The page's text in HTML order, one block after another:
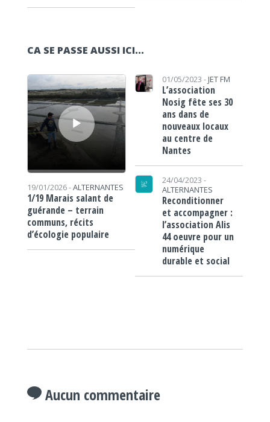
CA SE PASSE AUSSI ICI...
Lecteur audio
19/01/2026 -ALTERNANTES
1/19 Marais salant de
guérande – terrain
communs, récits
d’écologie populaire
01/05/2023 - JET FM
L’association
Nosig fête ses 30
ans dans de
nouveaux locaux
au centre de
Nantes
24/04/2023 -
ALTERNANTES
Reconditionner
et accompagner :
l’association Alis
44 oeuvre pour un
numérique
durable et social
Aucun commentaire